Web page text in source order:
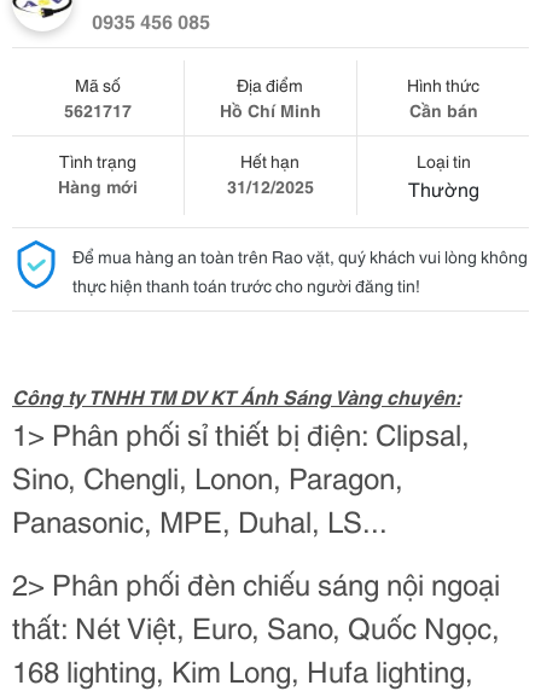
0935 456 085
Mã số
5621717
Địa điểm
Hồ Chí Minh
Hình thức
Cần bán
Tình trạng
Hàng mới
Hết hạn
31/12/2025
Loại tin
Thường
Để mua hàng an toàn trên Rao vặt, quý khách vui lòng không
thực hiện thanh toán trước cho người đăng tin!
Công ty TNHH TM DV KT Ánh Sáng Vàng chuyên:
1> Phân phối sỉ thiết bị điện: Clipsal,
Sino, Chengli, Lonon, Paragon,
Panasonic, MPE, Duhal, LS...
2> Phân phối đèn chiếu sáng nội ngoại
thất: Nét Việt, Euro, Sano, Quốc Ngọc,
168 lighting, Kim Long, Hufa lighting,